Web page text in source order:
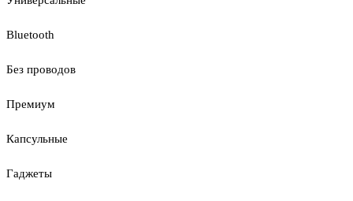
Bluetooth
Без проводов
Премиум
Капсульные
Гаджеты